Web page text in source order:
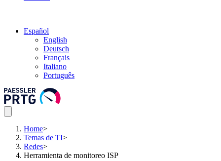
Español
English
Deutsch
Français
Italiano
Português
Home>
Temas de TI>
Redes>
Herramienta de monitoreo ISP